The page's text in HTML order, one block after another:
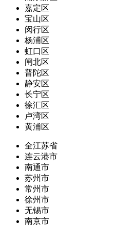
嘉定区
宝山区
闵行区
杨浦区
虹口区
闸北区
普陀区
静安区
长宁区
徐汇区
卢湾区
黄浦区
全江苏省
连云港市
南通市
苏州市
常州市
徐州市
无锡市
南京市